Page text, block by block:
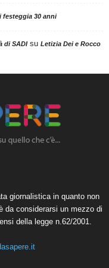
festeggia 30 anni
di SADIsu Letizia Dei e Rocco
giornalistica in quanto non
da considerarsi un mezzo di
della legge n.62/2001.